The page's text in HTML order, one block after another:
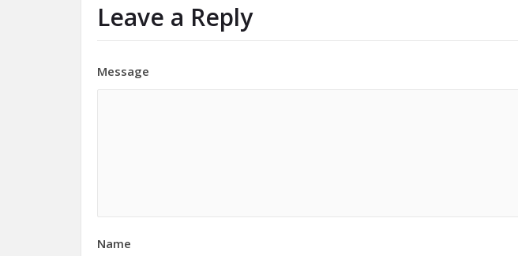
Leave a Reply
Message
Name